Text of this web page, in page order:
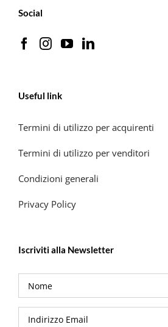
Social
Useful link
Termini di utilizzo per acquirenti
Termini di utilizzo per venditori
Condizioni generali
Privacy Policy
Iscriviti alla Newsletter